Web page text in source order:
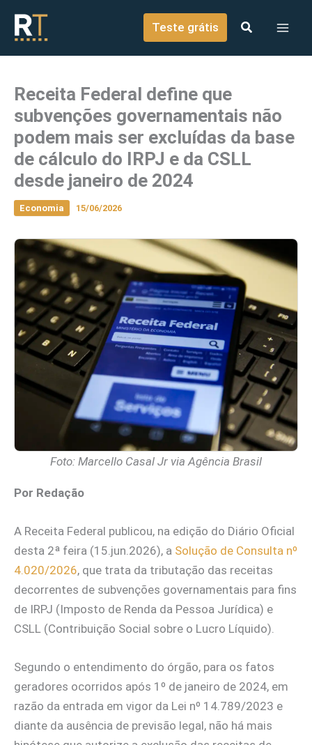
conteúdo
Teste grátis
Receita Federal define que
subvenções governamentais não
podem mais ser excluídas da base
de cálculo do IRPJ e da CSLL
desde janeiro de 2024
Economia 15/06/2026
Foto: Marcello Casal Jr via Agência Brasil
Por Redação
A Receita Federal publicou, na edição do Diário Oficial
desta 2ª feira (15.jun.2026), a Solução de Consulta nº
4.020/2026, que trata da tributação das receitas
decorrentes de subvenções governamentais para fins
de IRPJ (Imposto de Renda da Pessoa Jurídica) e
CSLL (Contribuição Social sobre o Lucro Líquido).
Segundo o entendimento do órgão, para os fatos
geradores ocorridos após 1º de janeiro de 2024, em
razão da entrada em vigor da Lei nº 14.789/2023 e
diante da ausência de previsão legal, não há mais